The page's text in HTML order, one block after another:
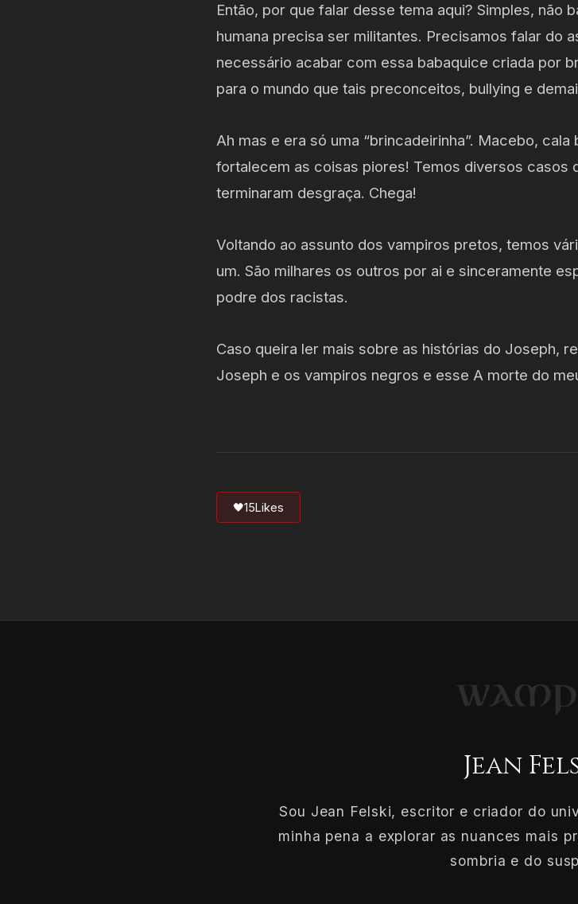
Então, por que falar desse tema aqui? Simples, não
humana precisa ser militantes. Precisamos falar do
necessário acabar com essa babaquice criada por
para o mundo que tais preconceitos, bullying e
Ah mas e era só uma “brincadeirinha”. Macebo,
fortalecem as coisas piores! Temos diversos casos
terminaram desgraça. Chega!
Voltando ao assunto dos vampiros pretos, temos
um. São milhares os outros por ai e sinceramente
podre dos racistas.
Caso queira ler mais sobre as histórias do Joseph,
Joseph e os vampiros negros e esse A morte do
🖤15Likes
Jean
Sou Jean Felski, escritor e criador do
minha pena a explorar as nuances mais
sombria e do